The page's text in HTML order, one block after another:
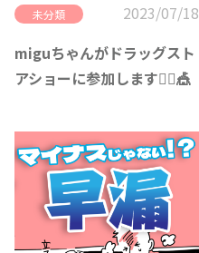
未分類
2023/07/18
miguちゃんがドラッグスト
アショーに参加します🙋‍♀️🎪